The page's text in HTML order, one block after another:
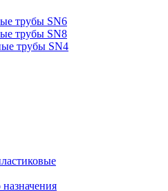
трубы SN6
трубы SN8
трубы SN4